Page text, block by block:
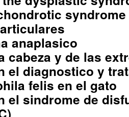
syndrome
anaplasico
cabeza y de las
el diagnostico y
felis en el gato
el sindrome de